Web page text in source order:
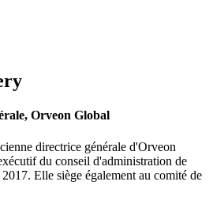
Orveon Global
directrice générale d'Orveon
du conseil d'administration de
Elle siège également au comité de